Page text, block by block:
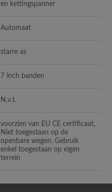
en kettingspanner
Automaat
starre as
7 inch banden
N.v.t.
voorzien van EU CE certificaat,
Niet toegestaan op de
openbare wegen. Gebruik
enkel toegestaan op eigen
terrein